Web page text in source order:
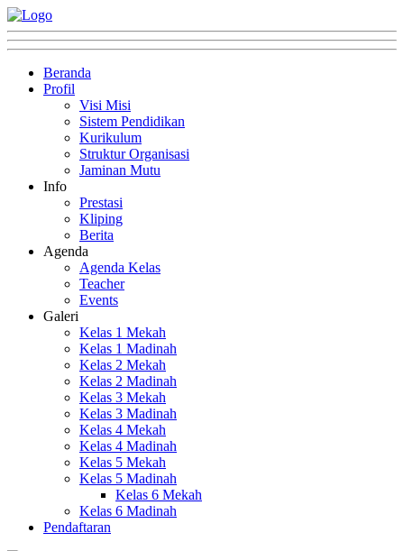
Beranda
Profil
Visi Misi
Sistem Pendidikan
Kurikulum
Struktur Organisasi
Jaminan Mutu
Info
Prestasi
Kliping
Berita
Agenda
Agenda Kelas
Teacher
Events
Galeri
Kelas 1 Mekah
Kelas 1 Madinah
Kelas 2 Mekah
Kelas 2 Madinah
Kelas 3 Mekah
Kelas 3 Madinah
Kelas 4 Mekah
Kelas 4 Madinah
Kelas 5 Mekah
Kelas 5 Madinah
Kelas 6 Mekah
Kelas 6 Madinah
Pendaftaran